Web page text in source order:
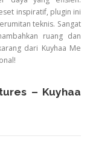
inspiratif, plugin ini
teknis. Sangat
ruang dan
dari Kuyhaa Me
– Kuyhaa